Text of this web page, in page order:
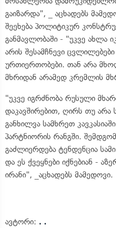
გაიზარდა", _ აცხადებს
შეეხება პოლიტიკურ
განმავლობაში - "უკვე ახლა
არის შესამჩნევი
ურთიერთობები. თან არა
მხრიდან არამედ კრემლის
"უკვე იგრძნობა რუსული
დაკავშირებით, ღირს თუ
განხილვა სამხრეთ
პარტნიორის რანგში.
გაძლიერდება ტენდენცია
და ეს ქვეყნები იქნებიან -
ირანი", _აცხადებს მამედოვი.
ავტორი: . .